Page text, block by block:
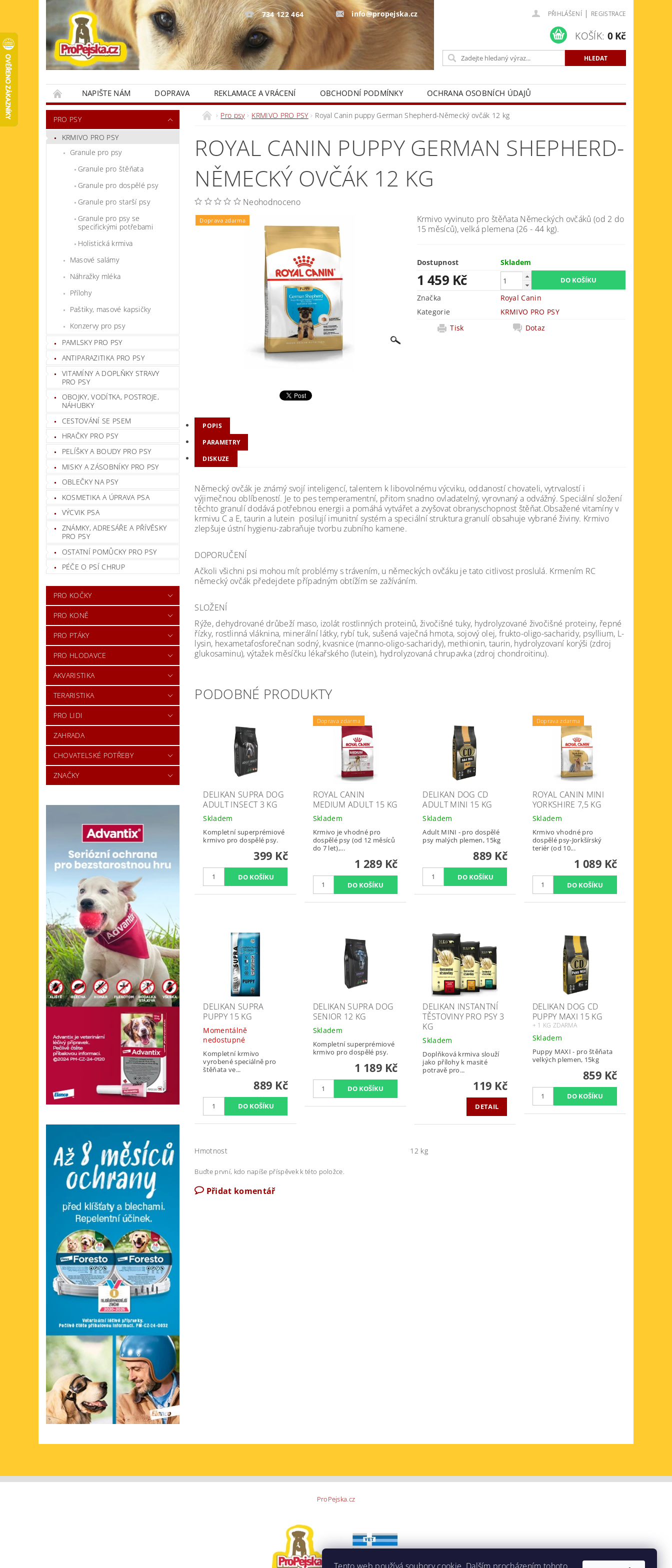
734 122 464 info@propejska.cz PŘIHLÁŠENÍ | REGISTRACE
KOŠÍK: 0 Kč
NAPIŠTE NÁM DOPRAVA REKLAMACE A VRÁCENÍ OBCHODNÍ PODMÍNKY
OCHRANA OSOBNÍCH ÚDAJŮ
KONTAKTY
PRO PSY
KRMIVO PRO PSY
Granule pro psy
Granule pro štěňata
Granule pro dospělé psy
Granule pro starší psy
Granule pro psy se
specifickými potřebami
Holistická krmiva
Masové salámy
Náhražky mléka
Přílohy
Paštiky, masové kapsičky
Konzervy pro psy
PAMLSKY PRO PSY
ANTIPARAZITIKA PRO PSY
VITAMÍNY A DOPLŇKY STRAVY
PRO PSY
OBOJKY, VODÍTKA, POSTROJE,
NÁHUBKY
CESTOVÁNÍ SE PSEM
HRAČKY PRO PSY
PELÍŠKY A BOUDY PRO PSY
MISKY A ZÁSOBNÍKY PRO PSY
OBLEČKY NA PSY
KOSMETIKA A ÚPRAVA PSA
VÝCVIK PSA
ZNÁMKY, ADRESÁŘE A PŘÍVĚSKY
PRO PSY
OSTATNÍ POMŮCKY PRO PSY
PÉČE O PSÍ CHRUP
PRO KOČKY
PRO KONĚ
PRO PTÁKY
PRO HLODAVCE
AKVARISTIKA
TERARISTIKA
PRO LIDI
ZAHRADA
CHOVATELSKÉ POTŘEBY
ZNAČKY
Pro psy KRMIVO PRO PSY Royal Canin puppy German Shepherd-Německý ovčák 12 kg
ROYAL CANIN PUPPY GERMAN SHEPHERD-
NĚMECKÝ OVČÁK 12 KG
Neohodnoceno
Doprava zdarma
Krmivo vyvinuto pro štěňata Německých ovčáků (od 2 do
15 měsíců), velká plemena (26 - 44 kg).
Dostupnost Skladem
1 459 Kč
Značka
Royal Canin
Kategorie
KRMIVO PRO PSY
Tisk
Dotaz
POPIS
PARAMETRY
DISKUZE
Německý ovčák je známý svojí inteligencí, talentem k libovolnému výcviku, oddaností chovateli, vytrvalostí i
výjimečnou oblíbeností. Je to pes temperamentní, přitom snadno ovladatelný, vyrovnaný a odvážný. Speciální složení
těchto granulí dodává potřebnou energii a pomáhá vytvářet a zvyšovat obranyschopnost štěňat.Obsažené vitamíny v
krmivu C a E, taurin a lutein posilují imunitní systém a speciální struktura granulí obsahuje vybrané živiny. Krmivo
zlepšuje ústní hygienu-zabraňuje tvorbu zubního kamene.
DOPORUČENÍ
Ačkoli všichni psi mohou mít problémy s trávením, u německých ovčáku je tato citlivost proslulá. Krmením RC
německý ovčák předejdete případným obtížím se zažíváním.
SLOŽENÍ
Rýže, dehydrované drůbeží maso, izolát rostlinných proteinů, živočišné tuky, hydrolyzované živočišné proteiny, řepné
řízky, rostlinná vláknina, minerální látky, rybí tuk, sušená vaječná hmota, sojový olej, frukto-oligo-sacharidy, psyllium, L-
lysin, hexametafosforečnan sodný, kvasnice (manno-oligo-sacharidy), methionin, taurin, hydrolyzovaní korýši (zdroj
glukosaminu), výtažek měsíčku lékařského (lutein), hydrolyzovaná chrupavka (zdroj chondroitinu).
PODOBNÉ PRODUKTY
DELIKAN SUPRA DOG
ADULT INSECT 3 KG
Skladem
Kompletní superprémiové
krmivo pro dospělé psy.
399 Kč
Doprava zdarma
ROYAL CANIN
MEDIUM ADULT 15 KG
Skladem
Krmivo je vhodné pro
dospělé psy (od 12 měsíců
do 7 let),...
1 289 Kč
DELIKAN DOG CD
ADULT MINI 15 KG
Skladem
Adult MINI - pro dospělé
psy malých plemen, 15kg
889 Kč
Doprava zdarma
ROYAL CANIN MINI
YORKSHIRE 7,5 KG
Skladem
Krmivo vhodné pro
dospělé psy-Jorkšírský
teriér (od 10...
1 089 Kč
DELIKAN SUPRA
PUPPY 15 KG
Momentálně
nedostupné
Kompletní krmivo
vyrobené speciálně pro
štěňata ve...
889 Kč
DELIKAN SUPRA DOG
SENIOR 12 KG
Skladem
Kompletní superprémiové
krmivo pro dospělé psy.
1 189 Kč
DELIKAN INSTANTNÍ
TĚSTOVINY PRO PSY 3
KG
Skladem
Doplňková krmiva slouží
jako přílohy k masité
potravě pro...
119 Kč
DETAIL
DELIKAN DOG CD
PUPPY MAXI 15 KG
+ 1 KG ZDARMA
Skladem
Puppy MAXI - pro štěňata
velkých plemen, 15kg
859 Kč
Hmotnost 12 kg
Buďte první, kdo napíše příspěvek k této položce.
Přidat komentář
ProPejska.cz